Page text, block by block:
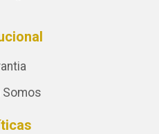
Somos